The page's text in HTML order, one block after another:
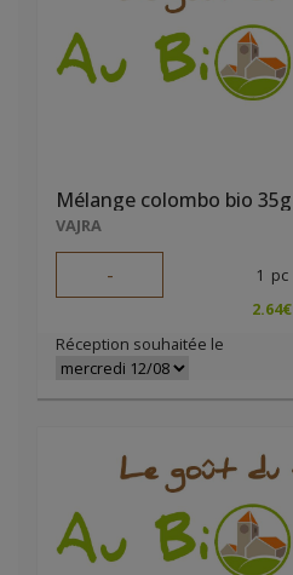
Mélange colombo bio 35g
VAJRA
- 1 pc
2.64€
Réception souhaitée le